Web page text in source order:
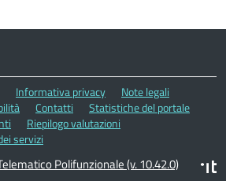
Informativa privacy
Note legali
Contatti
Statistiche del portale
Riepilogo valutazioni
servizi
Polifunzionale (v. 10.42.0)